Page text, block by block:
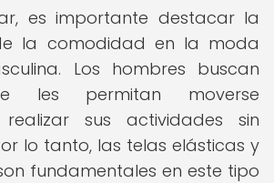
es importante destacar la
la comodidad en la moda
Los hombres buscan
les permitan moverse
sus actividades sin
lo tanto, las telas elásticas y
fundamentales en este tipo